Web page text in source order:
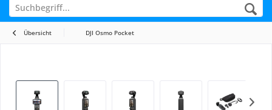
Übersicht DJI Osmo Pocket